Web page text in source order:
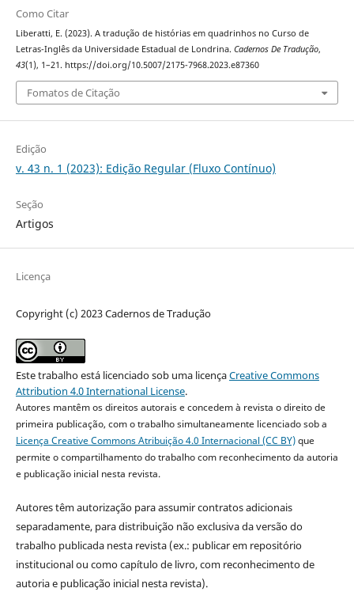
Como Citar
Liberatti, E. (2023). A tradução de histórias em quadrinhos no Curso de
Letras-Inglês da Universidade Estadual de Londrina. Cadernos De Tradução,
43(1), 1–21. https://doi.org/10.5007/2175-7968.2023.e87360
Fomatos de Citação
Edição
v. 43 n. 1 (2023): Edição Regular (Fluxo Contínuo)
Seção
Artigos
Licença
Copyright (c) 2023 Cadernos de Tradução
Este trabalho está licenciado sob uma licençaCreative Commons
Attribution 4.0 International License.
Autores mantêm os direitos autorais e concedem à revista o direito de
primeira publicação, com o trabalho simultaneamente licenciado sob a
Licença Creative Commons Atribuição 4.0 Internacional (CC BY)que
permite o compartilhamento do trabalho com reconhecimento da autoria
e publicação inicial nesta revista.
Autores têm autorização para assumir contratos adicionais
separadamente, para distribuição não exclusiva da versão do
trabalho publicada nesta revista (ex.: publicar em repositório
institucional ou como capítulo de livro, com reconhecimento de
autoria e publicação inicial nesta revista).